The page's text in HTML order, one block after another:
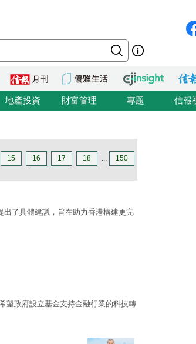
地產投資 財富管理 專題 信報
15 16 17 18 ... 150
出了具體建議，旨在助力香港構建更完
望政府設立基金支持金融行業的科技轉